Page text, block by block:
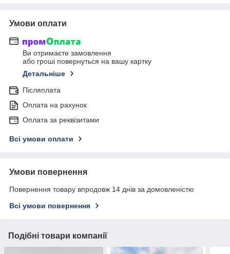
Умови оплати
Ви отримаєте замовлення
або гроші повернуться на вашу картку
Детальніше
Післяплата
Оплата на рахунок
Оплата за реквізитами
Всі умови оплати
Умови повернення
Повернення товару впродовж 14 днів за домовленістю
Всі умови повернення
Подібні товари компанії